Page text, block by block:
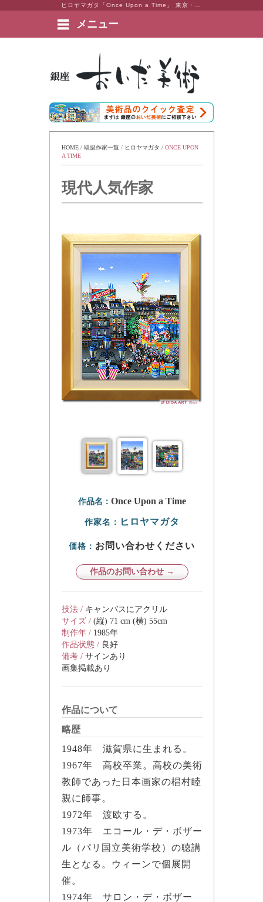
メニュー
絵画など美術品の販売と買取 | 東京・銀座 おいだ美術
HOME / 取扱作家一覧 / ヒロヤマガタ / ONCE UPON
A TIME
現代人気作家
作品名： Once Upon a Time
作家名： ヒロヤマガタ
価格： お問い合わせください
作品のお問い合わせ →
技法 / キャンバスにアクリル
サイズ / (縦) 71 cm (横) 55cm
制作年 / 1985年
作品状態 / 良好
備考 / サインあり
画集掲載あり
作品について
略歴
1948年 滋賀県に生まれる。
1967年 高校卒業。高校の美術
教師であった日本画家の椙村睦
親に師事。
1972年 渡欧する。
1973年 エコール・デ・ボザー
ル（パリ国立美術学校）の聴講
生となる。ウィーンで個展開
催。
1974年 サロン・デ・ボザー